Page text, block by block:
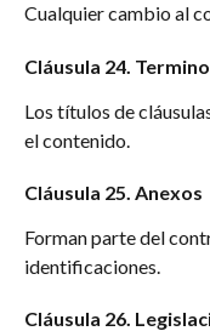
Cualquier cambio al
Cláusula 24.
Los títulos de
el contenido.
Cláusula 25. Anexos
Forman parte del
identificaciones.
Cláusula 26.